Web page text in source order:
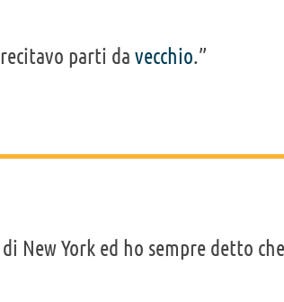
recitavo parti da vecchio.”
di New York ed ho sempre detto